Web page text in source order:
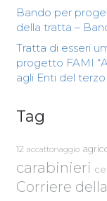
Bando per
della tratta –
Tratta di esseri
progetto FAMI
agli Enti del
Tag
12 accattonaggio
carabinieri
Corriere